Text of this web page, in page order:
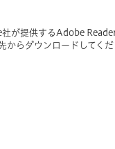
が提供するAdobe Reader
らダウンロードしてくだ